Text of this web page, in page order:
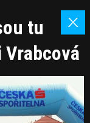
tu